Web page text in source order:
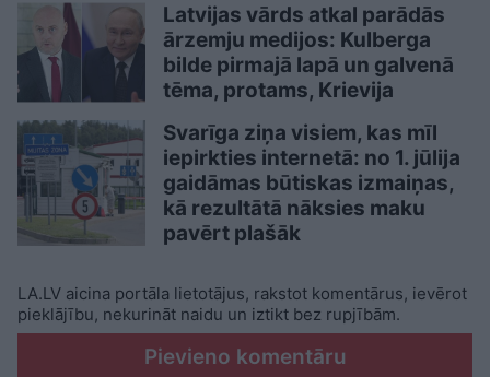
Latvijas vārds atkal parādās
ārzemju medijos: Kulberga
bilde pirmajā lapā un galvenā
tēma, protams, Krievija
Svarīga ziņa visiem, kas mīl
iepirkties internetā: no 1. jūlija
gaidāmas būtiskas izmaiņas,
kā rezultātā nāksies maku
pavērt plašāk
LA.LV aicina portāla lietotājus, rakstot komentārus, ievērot
pieklājību, nekurināt naidu un iztikt bez rupjībām.
Pievieno komentāru